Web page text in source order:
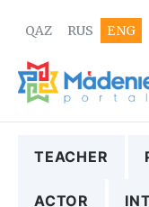
QAZ RUS ENG
TEACHER
ACTOR